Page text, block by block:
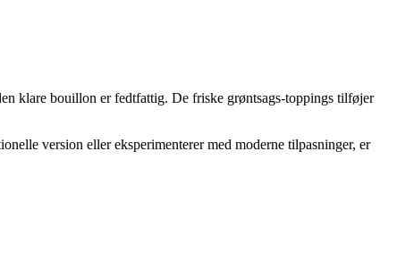
klare bouillon er fedtfattig. De friske grøntsags-toppings tilføjer
version eller eksperimenterer med moderne tilpasninger, er